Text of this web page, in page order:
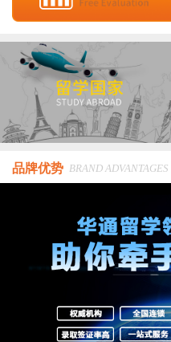
品牌优势 BRAND ADVANTAGES